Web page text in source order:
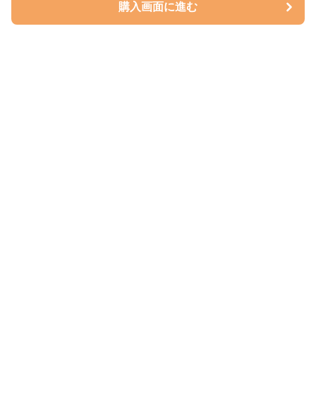
購入画面に進む
購入画面に進む